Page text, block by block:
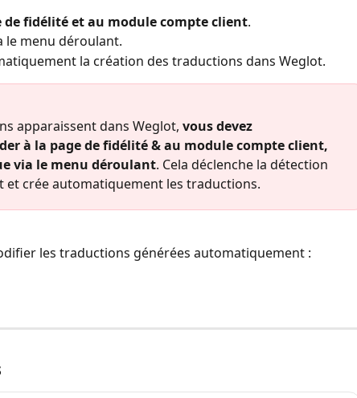
de fidélité et au module compte client.
le menu déroulant.
la création des traductions dans Weglot.
apparaissent dans Weglot, vous devez
à la page de fidélité & au module compte client,
via le menu déroulant. Cela déclenche la détection
et crée automatiquement les traductions.
les traductions générées automatiquement :